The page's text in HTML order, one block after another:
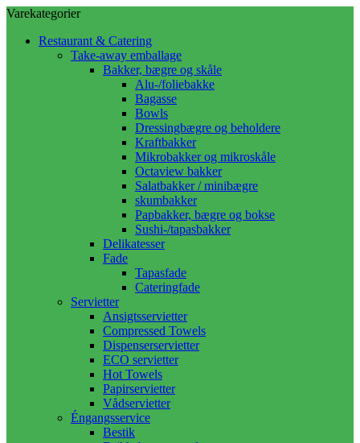
Varekategorier
Restaurant & Catering
Take-away emballage
Bakker, bægre og skåle
Alu-/foliebakke
Bagasse
Bowls
Dressingbægre og beholdere
Kraftbakker
Mikrobakker og mikroskåle
Octaview bakker
Salatbakker / minibægre
skumbakker
Papbakker, bægre og bokse
Sushi-/tapasbakker
Delikatesser
Fade
Tapasfade
Cateringfade
Servietter
Ansigtsservietter
Compressed Towels
Dispenserservietter
ECO servietter
Hot Towels
Papirservietter
Vådservietter
Éngangsservice
Bestik